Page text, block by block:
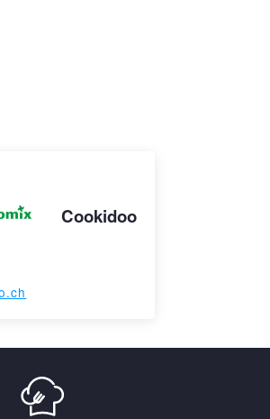
Cookidoo